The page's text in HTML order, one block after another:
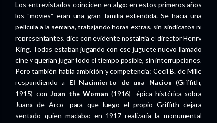
Los entrevistados coinciden en algo: en estos primeros años
los "movies" eran una gran familia extendida. Se hacía una
película a la semana, trabajando horas extras, sin sindicatos ni
representantes, dice con evidente nostalgia el director Henry
King. Todos estaban jugando con ese juguete nuevo llamado
cine y querían jugar todo el tiempo posible, sin interrupciones.
Pero también había ambición y competencia: Cecil B. de Mille
respondiendo a El Nacimiento de una Nacion (Griffith,
1915) con Joan the Woman (1916) -épica histórica sobra
Juana de Arco- para que luego el propio Griffith dejara
sentado quien madaba: en 1917 realizaría la monumental